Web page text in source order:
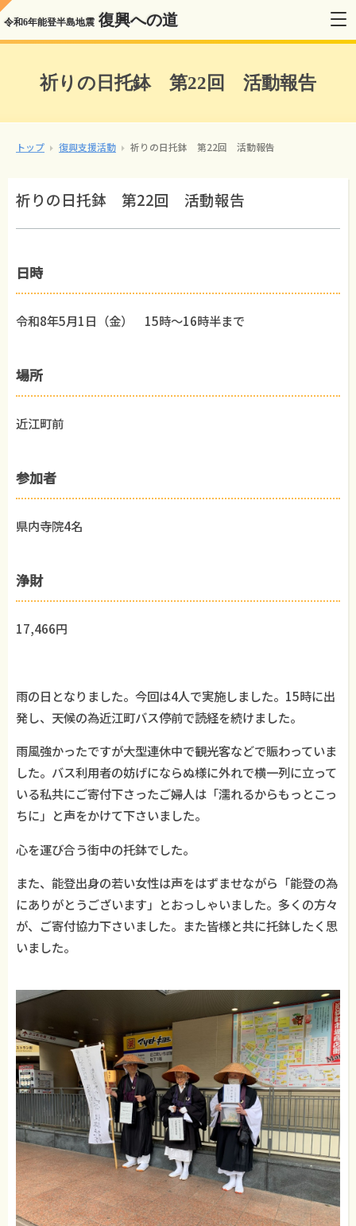
令和6年能登半島地震 復興への道
祈りの日托鉢 第22回 活動報告
トップ 復興支援活動 祈りの日托鉢 第22回 活動報告
祈りの日托鉢 第22回 活動報告
日時
令和8年5月1日（金） 15時～16時半まで
場所
近江町前
参加者
県内寺院4名
浄財
17,466円
雨の日となりました。今回は4人で実施しました。15時に出
発し、天候の為近江町バス停前で読経を続けました。
雨風強かったですが大型連休中で観光客などで賑わっていま
した。バス利用者の妨げにならぬ様に外れで横一列に立って
いる私共にご寄付下さったご婦人は「濡れるからもっとこっ
ちに」と声をかけて下さいました。
心を運び合う街中の托鉢でした。
また、能登出身の若い女性は声をはずませながら「能登の為
にありがとうございます」とおっしゃいました。多くの方々
が、ご寄付協力下さいました。また皆様と共に托鉢したく思
いました。